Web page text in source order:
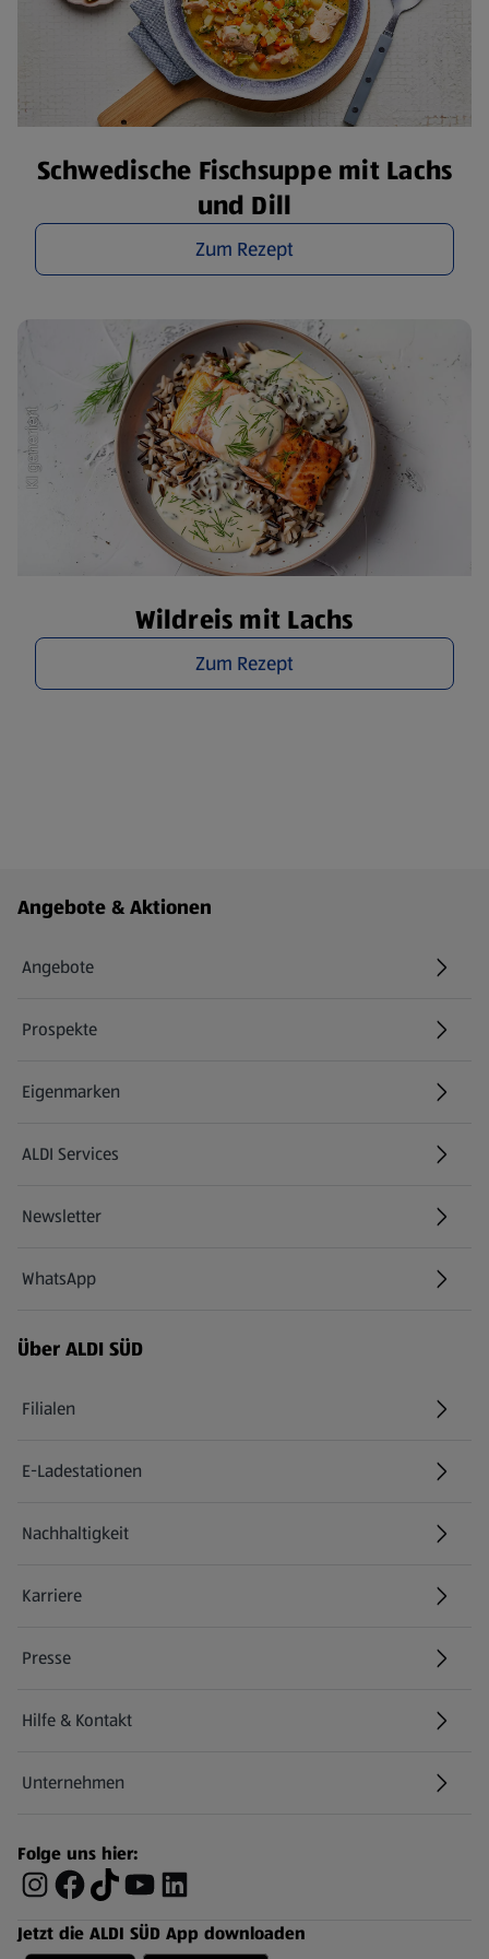
Schwedische Fischsuppe mit Lachs
und Dill
Zum Rezept
Wildreis mit Lachs
Zum Rezept
Fußzeilenmenü - weitere Links
Angebote & Aktionen
Angebote
Prospekte
Eigenmarken
ALDI Services
Newsletter
WhatsApp
Über ALDI SÜD
Filialen
E-Ladestationen
Nachhaltigkeit
Karriere
Presse
Hilfe & Kontakt
(öffnet in einem neuen Tab)
Unternehmen
Folge uns hier:
Jetzt die ALDI SÜD App downloaden